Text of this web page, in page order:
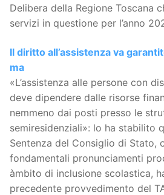
Delibera della Regione Toscana
servizi in questione per l’anno
Il diritto all’assistenza va
ma
«L’assistenza alle persone con
deve dipendere dalle risorse
nemmeno dai posti presso le
semiresidenziali»: lo ha stabilito
Sentenza del Consiglio di Stato,
fondamentali pronunciamenti
àmbito di inclusione scolastica,
precedente provvedimento del